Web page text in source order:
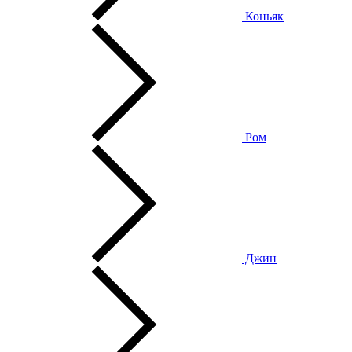
Коньяк
Ром
Джин